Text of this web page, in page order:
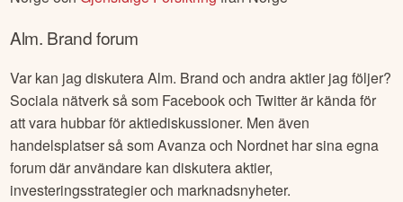
Alm. Brandforum
Var kan jag diskuteraAlm. Brand och andra aktier jag följer?
Sociala nätverk så som Facebook och Twitter är kända för
att vara hubbar för aktiediskussioner. Men även
handelsplatser så som Avanza och Nordnet har sina egna
forum där användare kan diskutera aktier,
investeringsstrategier och marknadsnyheter.